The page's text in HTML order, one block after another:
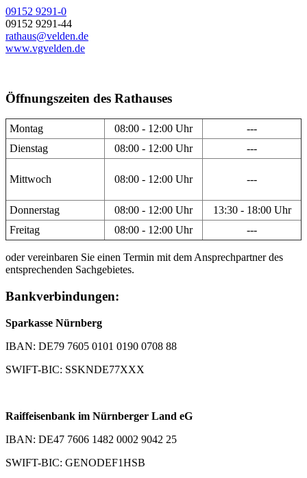
09152 9291-0
09152 9291-44
rathaus@velden.de
www.vgvelden.de
Öffnungszeiten des Rathauses
Montag 08:00 - 12:00 Uhr
---
Dienstag
08:00 - 12:00 Uhr ---
Mittwoch 08:00 - 12:00 Uhr ---
Donnerstag 08:00 - 12:00 Uhr
13:30 - 18:00 Uhr
Freitag
08:00 - 12:00 Uhr ---
oder vereinbaren Sie einen Termin mit dem Ansprechpartner des
entsprechenden Sachgebietes.
Bankverbindungen:
Sparkasse Nürnberg
IBAN: DE79 7605 0101 0190 0708 88
SWIFT-BIC: SSKNDE77XXX
Raiffeisenbank im Nürnberger Land eG
IBAN: DE47 7606 1482 0002 9042 25
SWIFT-BIC: GENODEF1HSB